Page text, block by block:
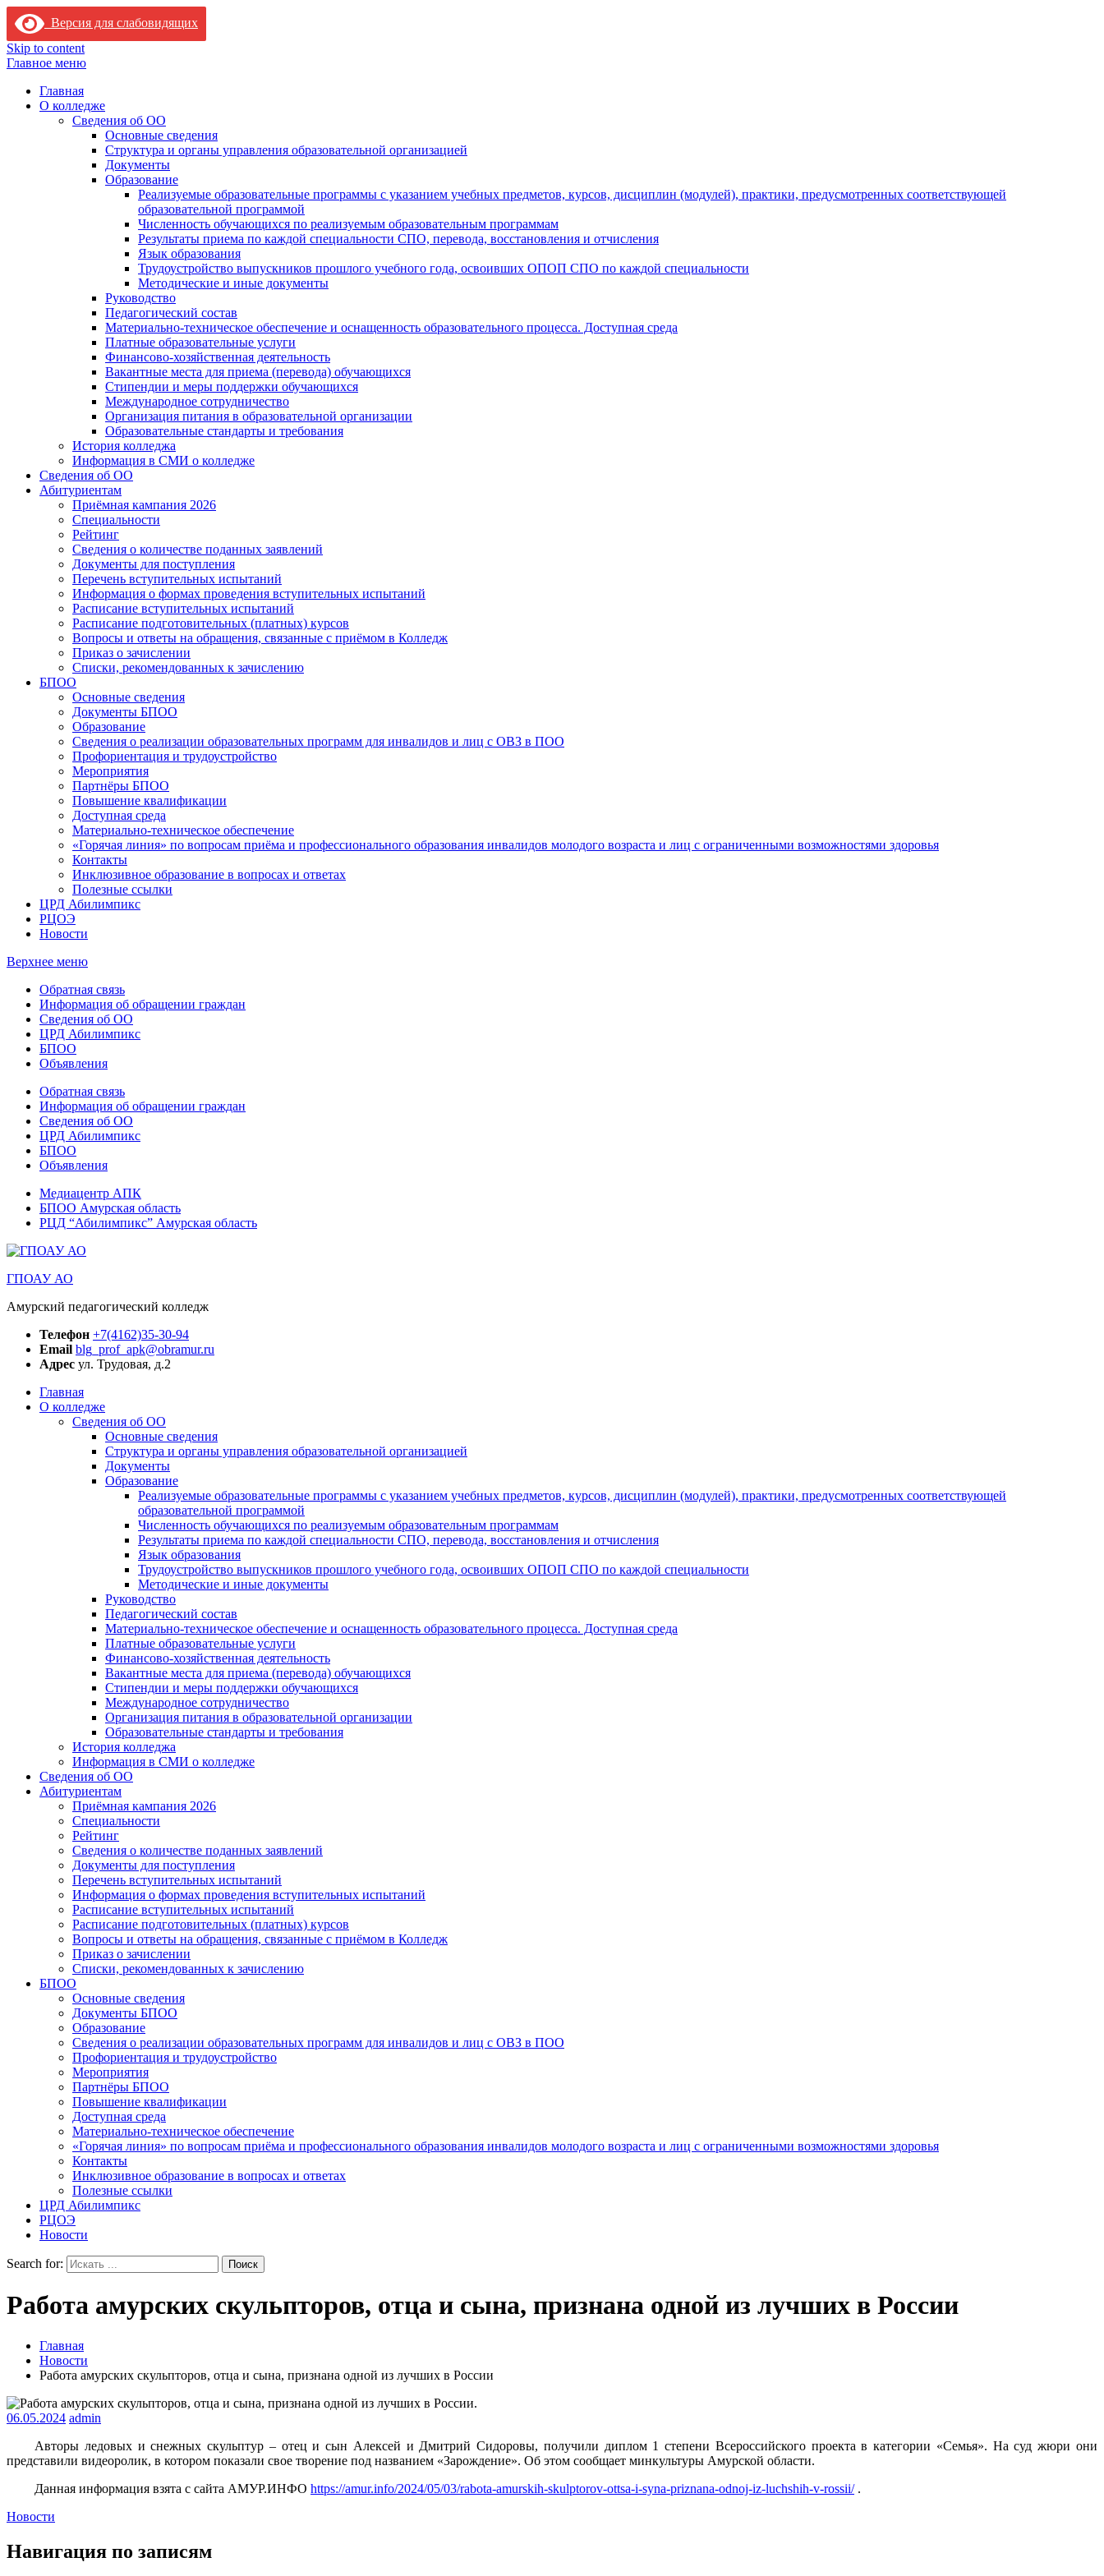
Версия для слабовидящих
Skip to content
Главное меню
Главная
О колледже
Сведения об ОО
Основные сведения
Структура и органы управления образовательной организацией
Документы
Образование
Реализуемые образовательные программы с указанием учебных предметов, курсов, дисциплин (модулей), практики, предусмотренных соответствующей
образовательной программой
Численность обучающихся по реализуемым образовательным программам
Результаты приема по каждой специальности СПО, перевода, восстановления и отчисления
Язык образования
Трудоустройство выпускников прошлого учебного года, освоивших ОПОП СПО по каждой специальности
Методические и иные документы
Руководство
Педагогический состав
Материально-техническое обеспечение и оснащенность образовательного процесса. Доступная среда
Платные образовательные услуги
Финансово-хозяйственная деятельность
Вакантные места для приема (перевода) обучающихся
Стипендии и меры поддержки обучающихся
Международное сотрудничество
Организация питания в образовательной организации
Образовательные стандарты и требования
История колледжа
Информация в СМИ о колледже
Сведения об ОО
Абитуриентам
Приёмная кампания 2026
Специальности
Рейтинг
Сведения о количестве поданных заявлений
Документы для поступления
Перечень вступительных испытаний
Информация о формах проведения вступительных испытаний
Расписание вступительных испытаний
Расписание подготовительных (платных) курсов
Вопросы и ответы на обращения, связанные с приёмом в Колледж
Приказ о зачислении
Списки, рекомендованных к зачислению
БПОО
Основные сведения
Документы БПОО
Образование
Сведения о реализации образовательных программ для инвалидов и лиц с ОВЗ в ПОО
Профориентация и трудоустройство
Мероприятия
Партнёры БПОО
Повышение квалификации
Доступная среда
Материально-техническое обеспечение
«Горячая линия» по вопросам приёма и профессионального образования инвалидов молодого возраста и лиц с ограниченными возможностями здоровья
Контакты
Инклюзивное образование в вопросах и ответах
Полезные ссылки
ЦРД Абилимпикс
РЦОЭ
Новости
Верхнее меню
Обратная связь
Информация об обращении граждан
Сведения об ОО
ЦРД Абилимпикс
БПОО
Объявления
Обратная связь
Информация об обращении граждан
Сведения об ОО
ЦРД Абилимпикс
БПОО
Объявления
Медиацентр АПК
БПОО Амурская область
РЦД “Абилимпикс” Амурская область
ГПОАУ АО
Амурский педагогический колледж
Телефон +7(4162)35-30-94
Email blg_prof_apk@obramur.ru
Адрес ул. Трудовая, д.2
Главная
О колледже
Сведения об ОО
Основные сведения
Структура и органы управления образовательной организацией
Документы
Образование
Реализуемые образовательные программы с указанием учебных предметов, курсов, дисциплин (модулей), практики, предусмотренных соответствующей
образовательной программой
Численность обучающихся по реализуемым образовательным программам
Результаты приема по каждой специальности СПО, перевода, восстановления и отчисления
Язык образования
Трудоустройство выпускников прошлого учебного года, освоивших ОПОП СПО по каждой специальности
Методические и иные документы
Руководство
Педагогический состав
Материально-техническое обеспечение и оснащенность образовательного процесса. Доступная среда
Платные образовательные услуги
Финансово-хозяйственная деятельность
Вакантные места для приема (перевода) обучающихся
Стипендии и меры поддержки обучающихся
Международное сотрудничество
Организация питания в образовательной организации
Образовательные стандарты и требования
История колледжа
Информация в СМИ о колледже
Сведения об ОО
Абитуриентам
Приёмная кампания 2026
Специальности
Рейтинг
Сведения о количестве поданных заявлений
Документы для поступления
Перечень вступительных испытаний
Информация о формах проведения вступительных испытаний
Расписание вступительных испытаний
Расписание подготовительных (платных) курсов
Вопросы и ответы на обращения, связанные с приёмом в Колледж
Приказ о зачислении
Списки, рекомендованных к зачислению
БПОО
Основные сведения
Документы БПОО
Образование
Сведения о реализации образовательных программ для инвалидов и лиц с ОВЗ в ПОО
Профориентация и трудоустройство
Мероприятия
Партнёры БПОО
Повышение квалификации
Доступная среда
Материально-техническое обеспечение
«Горячая линия» по вопросам приёма и профессионального образования инвалидов молодого возраста и лиц с ограниченными возможностями здоровья
Контакты
Инклюзивное образование в вопросах и ответах
Полезные ссылки
ЦРД Абилимпикс
РЦОЭ
Новости
Search for:
Работа амурских скульпторов, отца и сына, признана одной из лучших в России
Главная
Новости
Работа амурских скульпторов, отца и сына, признана одной из лучших в России
06.05.2024 admin
Авторы ледовых и снежных скульптур – отец и сын Алексей и Дмитрий Сидоровы, получили диплом 1 степени Всероссийского проекта в категории «Семья». На суд жюри они
представили видеоролик, в котором показали свое творение под названием «Зарождение». Об этом сообщает минкультуры Амурской области.
Данная информация взята с сайта АМУР.ИНФОhttps://amur.info/2024/05/03/rabota-amurskih-skulptorov-ottsa-i-syna-priznana-odnoj-iz-luchshih-v-rossii/.
Новости
Навигация по записям